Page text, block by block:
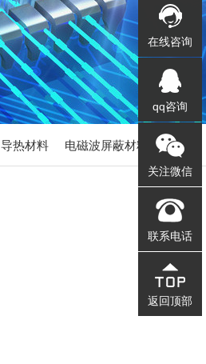
导热材料 电磁波屏蔽材料
在线咨询
qq咨询
关注微信
联系电话
返回顶部